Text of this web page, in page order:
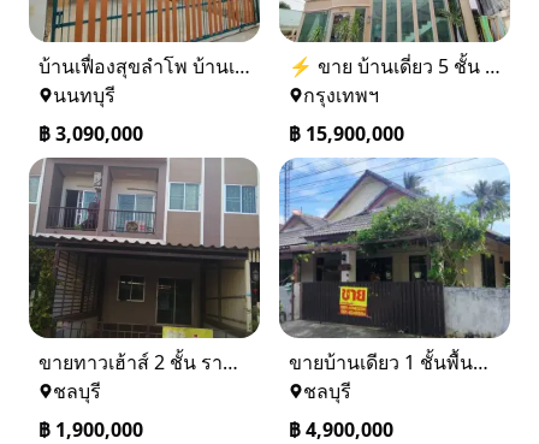
บ้านเฟื่องสุขลำโพ บ้านเดี่ยวสร้างใหม่ บางบัวทอง
นนทบุรี
฿3,090,000
⚡ ขาย บ้านเดี่ยว 5 ชั้น ซอย ประชาชื่น 14 ใกล้ BTS
กรุงเทพฯ
฿ 15,900,000
ขายทาวเฮ้าส์ 2 ชั้น ราคา 1.9 ล้านบาท ที่อยู่ ศรีราชา ชลบุรี
ชลบุรี
฿ 1,900,000
ขายบ้านเดียว 1 ชั้นพื้นที่ 102 ตรว บางละมุง ชลบุรี
ชลบุรี
฿4,900,000